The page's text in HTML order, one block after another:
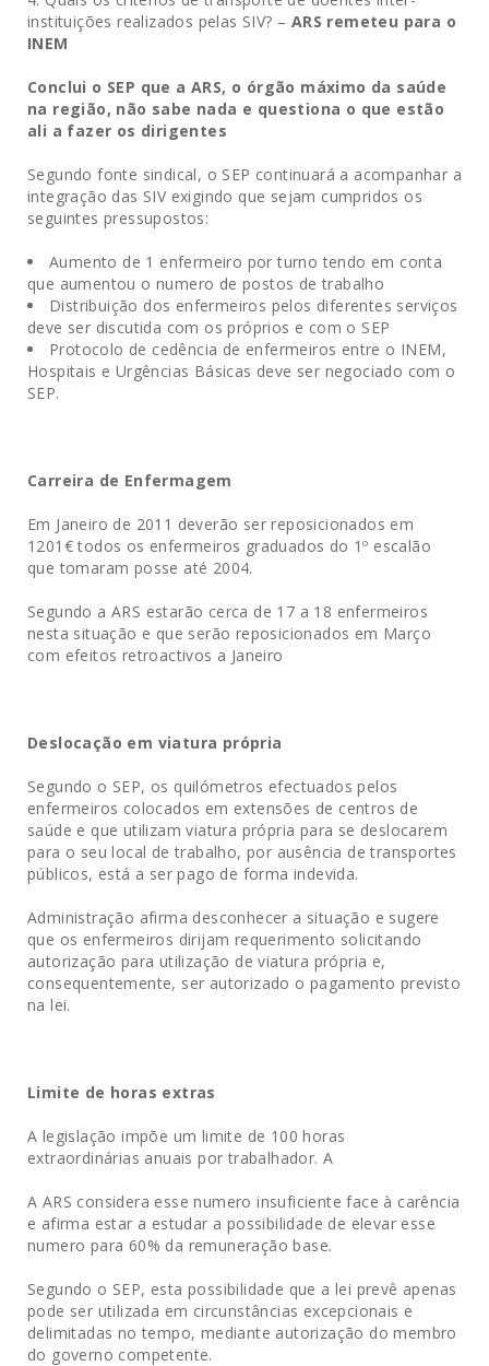
instituições realizados pelas SIV? – ARS remeteu para o
INEM
Conclui o SEP que a ARS, o órgão máximo da saúde
na região, não sabe nada e questiona o que estão
ali a fazer os dirigentes
Segundo fonte sindical, o SEP continuará a acompanhar a
integração das SIV exigindo que sejam cumpridos os
seguintes pressupostos:
Aumento de 1 enfermeiro por turno tendo em conta
que aumentou o numero de postos de trabalho
Distribuição dos enfermeiros pelos diferentes serviços
deve ser discutida com os próprios e com o SEP
Protocolo de cedência de enfermeiros entre o INEM,
Hospitais e Urgências Básicas deve ser negociado com o
SEP.
Carreira de Enfermagem
Em Janeiro de 2011 deverão ser reposicionados em
1201€ todos os enfermeiros graduados do 1º escalão
que tomaram posse até 2004.
Segundo a ARS estarão cerca de 17 a 18 enfermeiros
nesta situação e que serão reposicionados em Março
com efeitos retroactivos a Janeiro
Deslocação em viatura própria
Segundo o SEP, os quilómetros efectuados pelos
enfermeiros colocados em extensões de centros de
saúde e que utilizam viatura própria para se deslocarem
para o seu local de trabalho, por ausência de transportes
públicos, está a ser pago de forma indevida.
Administração afirma desconhecer a situação e sugere
que os enfermeiros dirijam requerimento solicitando
autorização para utilização de viatura própria e,
consequentemente, ser autorizado o pagamento previsto
na lei.
Limite de horas extras
A legislação impõe um limite de 100 horas
extraordinárias anuais por trabalhador. A
A ARS considera esse numero insuficiente face à carência
e afirma estar a estudar a possibilidade de elevar esse
numero para 60% da remuneração base.
Segundo o SEP, esta possibilidade que a lei prevê apenas
pode ser utilizada em circunstâncias excepcionais e
delimitadas no tempo, mediante autorização do membro
do governo competente.